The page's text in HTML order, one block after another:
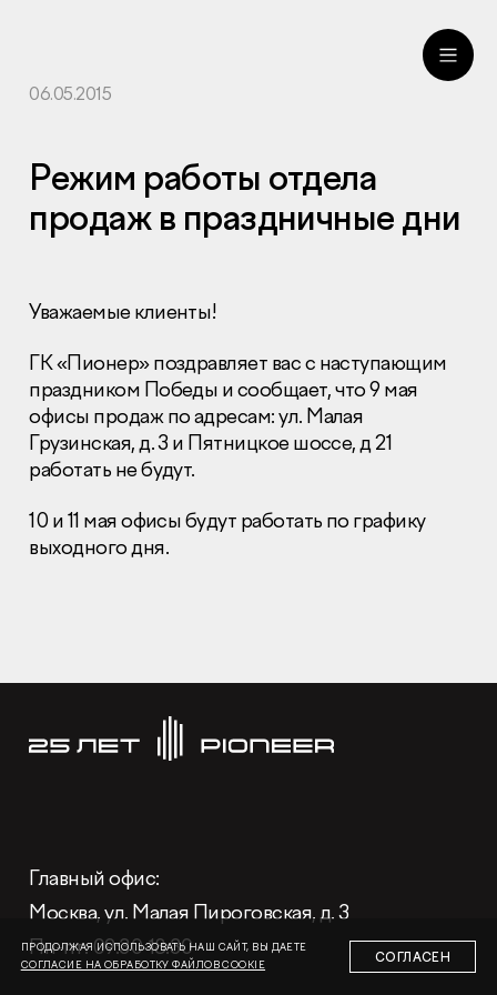
Глaвный oфиc
Заказать звонок
© 2001-2026 Компания «Пионер»
06.05.2015
Режим работы отдела
продаж в праздничные дни
Уважаемые клиенты!
ГК «Пионер» поздравляет вас с наступающим
праздником Победы и сообщает, что 9 мая
офисы продаж по адресам: ул. Малая
Грузинская, д. 3 и Пятницкое шоссе, д 21
работать не будут.
10 и 11 мая офисы будут работать по графику
выходного дня.
Глaвный oфиc:
Москва, ул. Малая Пироговская, д. 3
Пн-пт: 09:30-18:30
ПРОДОЛЖАЯ ИСПОЛЬЗОВАТЬ НАШ САЙТ, ВЫ ДАЕТЕ
СОГЛАСИЕ НА ОБРАБОТКУ ФАЙЛОВ COOKIE
СОГЛАСЕН